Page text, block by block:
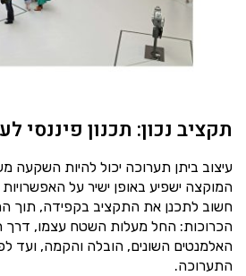
תקציב נכון: תכנון פיננסי
עיצוב ביתן תערוכה יכול להיות השקעה
המוקצה ישפיע באופן ישיר על
חשוב לתכנן את התקציב בקפידה, תוך
הכרוכות: החל מעלות השטח עצמו, דרך
האלמנטים השונים, הובלה והקמה, ועד
התערוכה.